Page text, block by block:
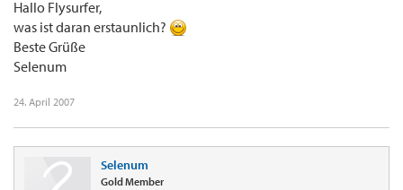
Hallo Flysurfer,
was ist daran erstaunlich?
Beste Grüße
Selenum
24. April 2007
Selenum
Gold Member